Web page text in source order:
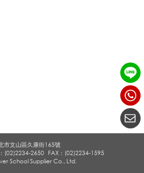
(02)2234-2650
FAX：(02)2234-1595
市文山區久康街165號
School Supplier Co., Ltd.